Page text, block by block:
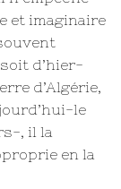
et imaginaire
d’hier-
d’Algérie,
le
, il la
en la